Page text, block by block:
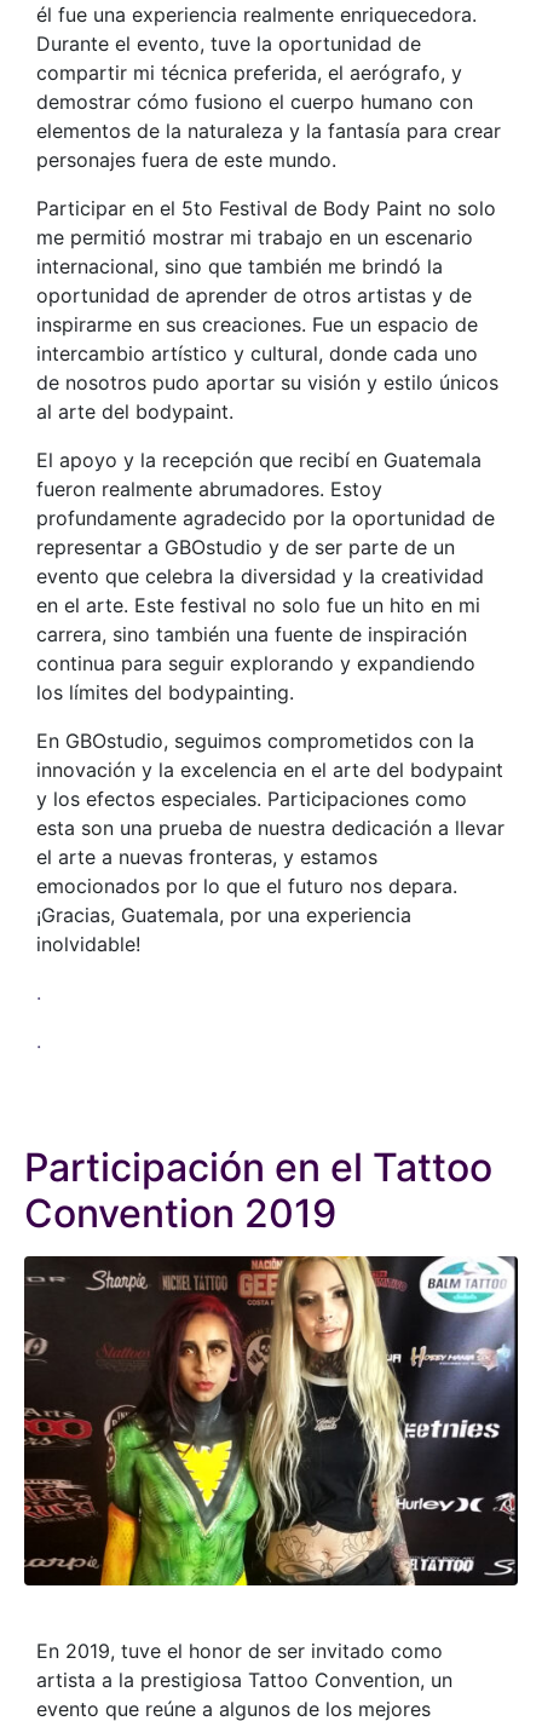
él fue una experiencia realmente enriquecedora.
Durante el evento, tuve la oportunidad de
compartir mi técnica preferida, el aerógrafo, y
demostrar cómo fusiono el cuerpo humano con
elementos de la naturaleza y la fantasía para crear
personajes fuera de este mundo.
Participar en el 5to Festival de Body Paint no solo
me permitió mostrar mi trabajo en un escenario
internacional, sino que también me brindó la
oportunidad de aprender de otros artistas y de
inspirarme en sus creaciones. Fue un espacio de
intercambio artístico y cultural, donde cada uno
de nosotros pudo aportar su visión y estilo únicos
al arte del bodypaint.
El apoyo y la recepción que recibí en Guatemala
fueron realmente abrumadores. Estoy
profundamente agradecido por la oportunidad de
representar a GBOstudio y de ser parte de un
evento que celebra la diversidad y la creatividad
en el arte. Este festival no solo fue un hito en mi
carrera, sino también una fuente de inspiración
continua para seguir explorando y expandiendo
los límites del bodypainting.
En GBOstudio, seguimos comprometidos con la
innovación y la excelencia en el arte del bodypaint
y los efectos especiales. Participaciones como
esta son una prueba de nuestra dedicación a llevar
el arte a nuevas fronteras, y estamos
emocionados por lo que el futuro nos depara.
¡Gracias, Guatemala, por una experiencia
inolvidable!
.
.
Participación en el Tattoo
Convention 2019
En 2019, tuve el honor de ser invitado como
artista a la prestigiosa Tattoo Convention, un
evento que reúne a algunos de los mejores